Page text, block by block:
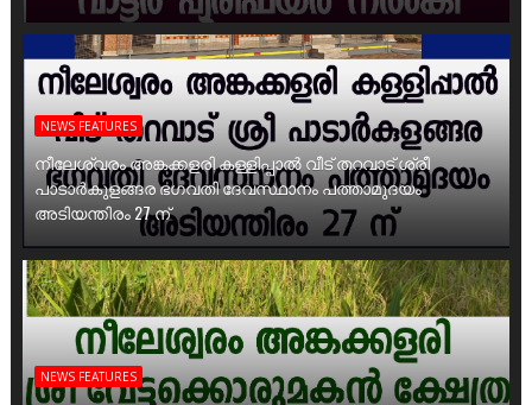
NEWS FEATURES
നീലേശ്വരം അങ്കക്കളരി കള്ളിപ്പാൽ വീട് തറവാട് ശ്രീ
പാടാർകുളങ്ങര ഭഗവതി ദേവസ്ഥാനം പത്താമുദയം
അടിയന്തിരം 27 ന്
NEWS FEATURES